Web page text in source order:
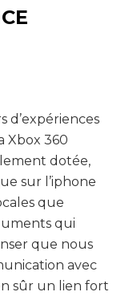
d’expériences
Xbox 360
dotée,
sur l’iphone
que
qui
que nous
avec
sûr un lien fort